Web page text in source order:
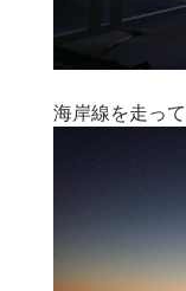
海岸線を走っ